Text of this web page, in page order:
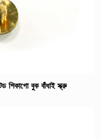
শিকাগো বুক বাঁধাই স্ক্রু